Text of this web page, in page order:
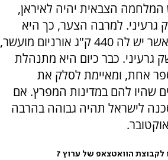
המלחמה הצבאית יהיה לאיראן,
גרעיני. למרבה הצער, כך היא
מתנהגת כבר היום, כאשר יש לה 440 ק"ג אורניום מועשר,
גרעיני. כבר כיום היא מתנהלת
אחת, ומאיימת לסלק את
שהיו להם במדינות המפרץ. אם
לישראל תהיה גבוהה בהרבה
לקבוצת הוואטצאפ של ערוץ 7